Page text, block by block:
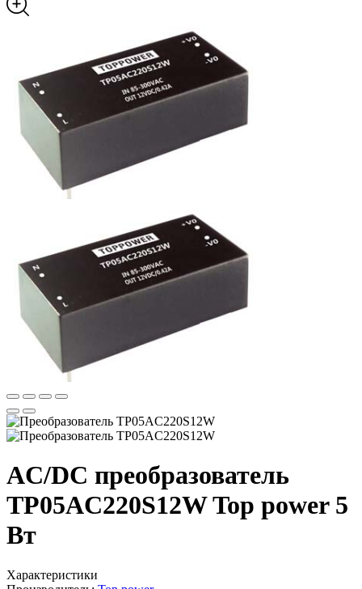
AC/DC преобразователь
TP05AC220S12W Top power 5
Вт
Характеристики